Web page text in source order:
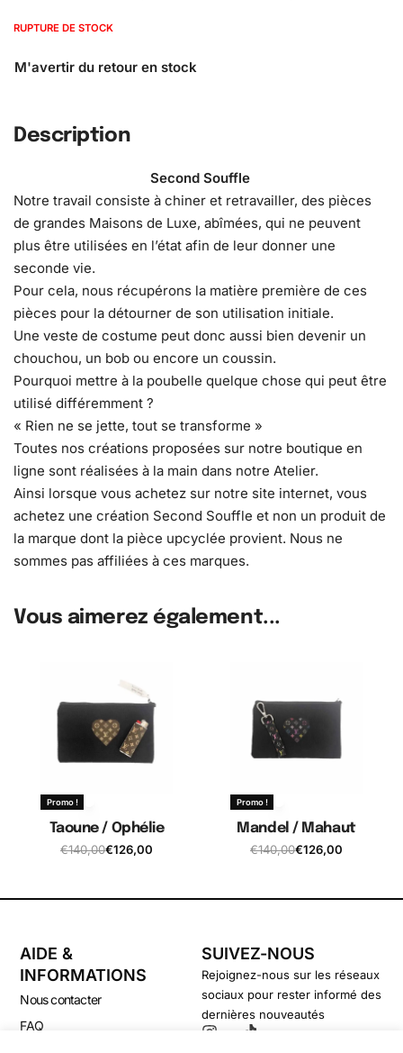
RUPTURE DE STOCK
Description
Second Souffle
Notre travail consiste à chiner et retravailler, des pièces
de grandes Maisons de Luxe, abîmées, qui ne peuvent
plus être utilisées en l’état afin de leur donner une
seconde vie.
Pour cela, nous récupérons la matière première de ces
pièces pour la détourner de son utilisation initiale.
Une veste de costume peut donc aussi bien devenir un
chouchou, un bob ou encore un coussin.
Pourquoi mettre à la poubelle quelque chose qui peut être
utilisé différemment ?
« Rien ne se jette, tout se transforme »
Toutes nos créations proposées sur notre boutique en
ligne sont réalisées à la main dans notre Atelier.
Ainsi lorsque vous achetez sur notre site internet, vous
achetez une création Second Souffle et non un produit de
la marque dont la pièce upcyclée provient. Nous ne
sommes pas affiliées à ces marques.
Vous aimerez également...
Promo !
Taoune / Ophélie
€140,00€126,00
Promo !
Mandel / Mahaut
€140,00€126,00
AIDE &
INFORMATIONS
Nous contacter
FAQ
SUIVEZ-NOUS
Rejoignez-nous sur les réseaux
sociaux pour rester informé des
dernières nouveautés